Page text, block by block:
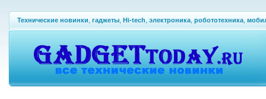
Технические новинки гаджеты Hi-tech электроника робототехника